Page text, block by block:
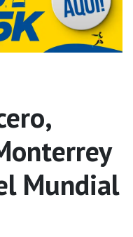
Mundial